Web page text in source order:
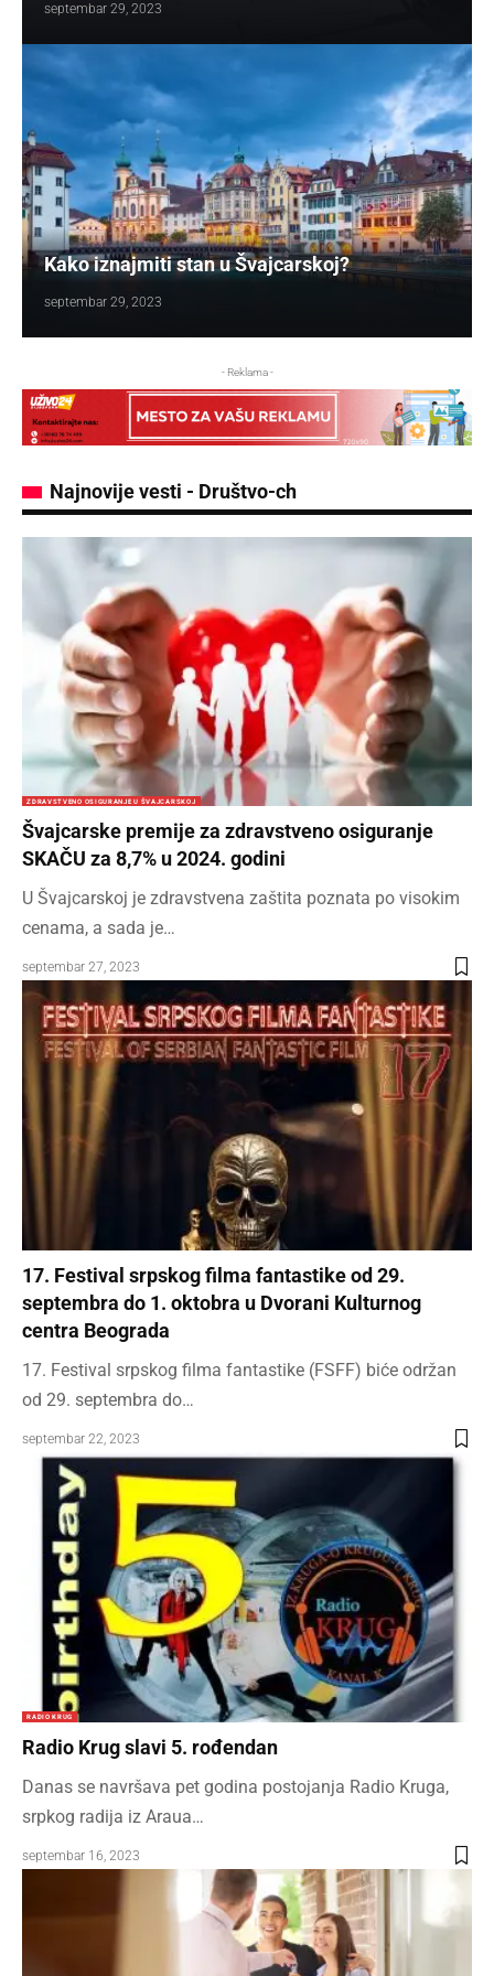
septembar 29, 2023
Kako iznajmiti stan u Švajcarskoj?
septembar 29, 2023
- Reklama -
Najnovije vesti - Društvo-ch
ZDRAVSTVENO OSIGURANJE U ŠVAJCARSKOJ
Švajcarske premije za zdravstveno osiguranje
SKAČU za 8,7% u 2024. godini
U Švajcarskoj je zdravstvena zaštita poznata po visokim
cenama, a sada je…
septembar 27, 2023
17. Festival srpskog filma fantastike od 29.
septembra do 1. oktobra u Dvorani Kulturnog
centra Beograda
17. Festival srpskog filma fantastike (FSFF) biće održan
od 29. septembra do…
septembar 22, 2023
RADIO KRUG
Radio Krug slavi 5. rođendan
Danas se navršava pet godina postojanja Radio Kruga,
srpkog radija iz Araua…
septembar 16, 2023